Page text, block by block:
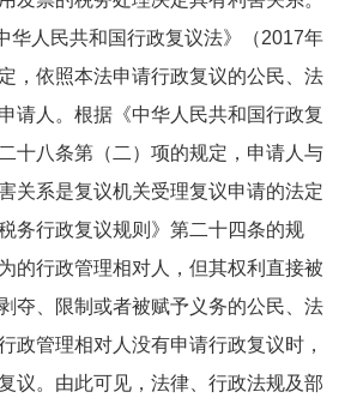
人民共和国行政复议法》（2017年
，依照本法申请行政复议的公民、法
请人。根据《中华人民共和国行政复
十八条第（二）项的规定，申请人与
关系是复议机关受理复议申请的法定
务行政复议规则》第二十四条的规
的行政管理相对人，但其权利直接被
夺、限制或者被赋予义务的公民、法
政管理相对人没有申请行政复议时，
议。由此可见，法律、行政法规及部